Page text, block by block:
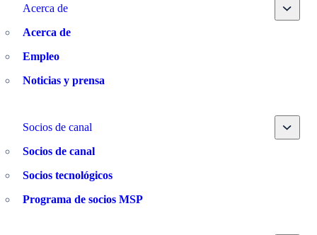
Acerca de Toggle
Acerca de
Empleo
Noticias y prensa
Socios de canal Toggle
Socios de canal
Socios tecnológicos
Programa de socios MSP